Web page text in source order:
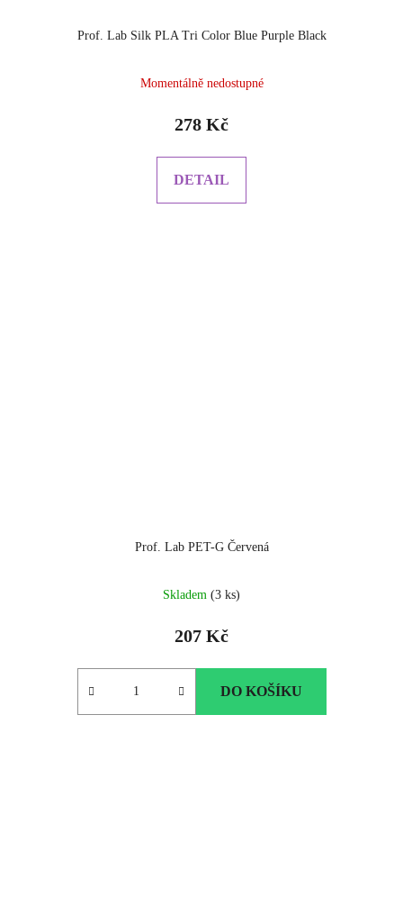
Prof. Lab Silk PLA Tri Color Blue Purple Black
Momentálně nedostupné
278 Kč
DETAIL
Prof. Lab PET-G Červená
Skladem (3 ks)
207 Kč
DO KOŠÍKU